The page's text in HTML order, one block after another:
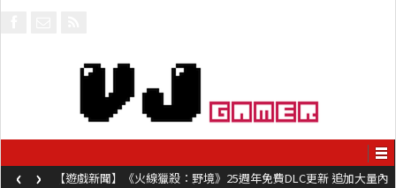
【遊戲新聞】《火線獵殺：野境》25週年免費DLC更新 追加大量內
‹ ›